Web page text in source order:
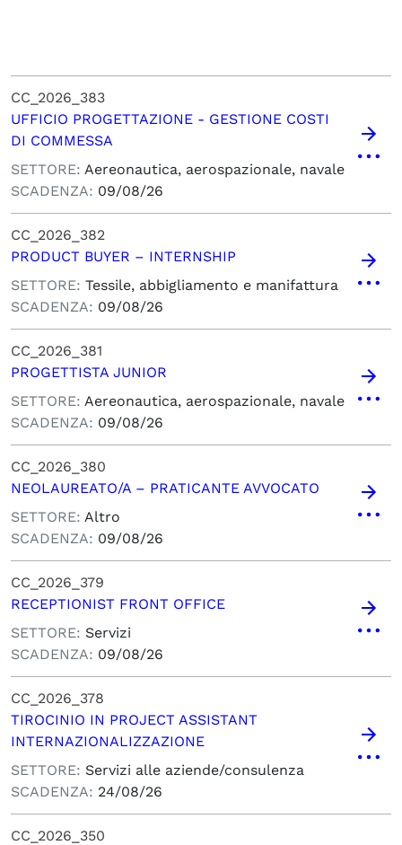
CC_2026_383
UFFICIO PROGETTAZIONE - GESTIONE COSTI
DI COMMESSA
SETTORE: Aereonautica, aerospazionale, navale
SCADENZA: 09/08/26
CC_2026_382
PRODUCT BUYER – INTERNSHIP
SETTORE: Tessile, abbigliamento e manifattura
SCADENZA: 09/08/26
CC_2026_381
PROGETTISTA JUNIOR
SETTORE: Aereonautica, aerospazionale, navale
SCADENZA: 09/08/26
CC_2026_380
NEOLAUREATO/A – PRATICANTE AVVOCATO
SETTORE: Altro
SCADENZA: 09/08/26
CC_2026_379
RECEPTIONIST FRONT OFFICE
SETTORE: Servizi
SCADENZA: 09/08/26
CC_2026_378
TIROCINIO IN PROJECT ASSISTANT
INTERNAZIONALIZZAZIONE
SETTORE: Servizi alle aziende/consulenza
SCADENZA: 24/08/26
CC_2026_350